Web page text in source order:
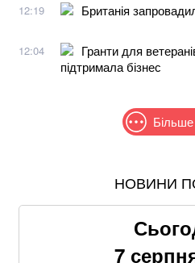
12:19 Британія
12:04
Гранти для
підтримала бізнес
В МЗС заявили, що слова
Пенсіонерам доплатять за
НОВИНИ
7